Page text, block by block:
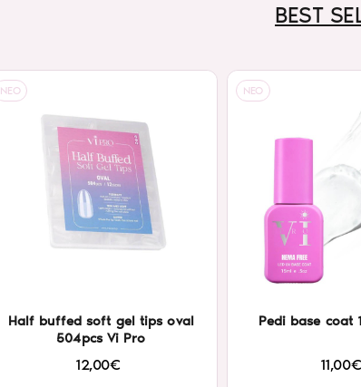
BEST
NEO
Half buffed soft gel tips oval
504pcs Vi Pro
12,00€
NEO
Pedi base coat
11,00€